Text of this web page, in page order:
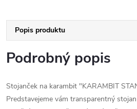
Popis produktu
Podrobný popis
Stojanček na karambit "KARAMBIT
Predstavejeme vám transparentný